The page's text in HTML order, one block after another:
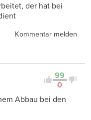
der hat bei
Kommentar melden
99
0
Abbau bei den